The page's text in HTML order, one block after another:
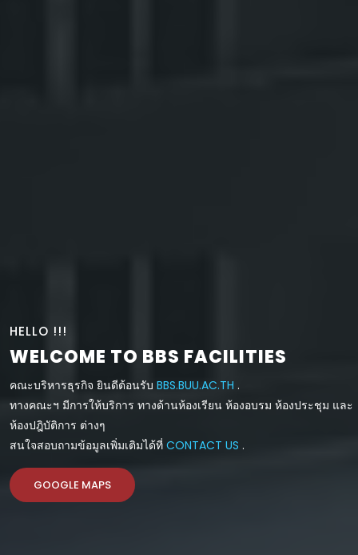
HELLO !!!
WELCOME TO BBS FACILITIES
คณะบริหารธุรกิจ ยินดีต้อนรับ BBS.BUU.AC.TH .
ทางคณะฯ มีการให้บริการ ทางด้านห้องเรียน ห้องอบรม ห้องประชุม และ
ห้องปฎิบัติการ ต่างๆ
สนใจสอบถามข้อมูลเพิ่มเติมได้ที่ CONTACT US .
GOOGLE MAPS